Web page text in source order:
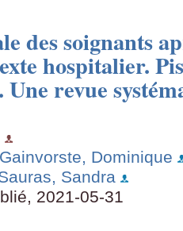
des soignants
hospitalier.
revue
Gainvorste, Dominique
Sandra
2021-05-31